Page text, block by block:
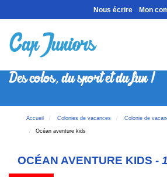
Nous écrire Mon
Des colos, du sport et du fun !
Accueil Colonies de vacances Colonie de
Océan aventure kids
OCÉAN AVENTURE KIDS -